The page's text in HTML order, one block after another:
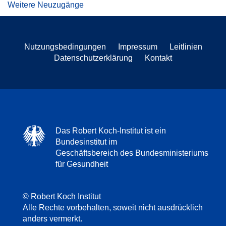
Weitere Neuzugänge
Nutzungsbedingungen Impressum
Leitlinien
Datenschutzerklärung
Kontakt
Das Robert Koch-Institut ist ein
Bundesinstitut im
Geschäftsbereich des Bundesministeriums
für Gesundheit
© Robert Koch Institut
Alle Rechte vorbehalten, soweit nicht ausdrücklich
anders vermerkt.